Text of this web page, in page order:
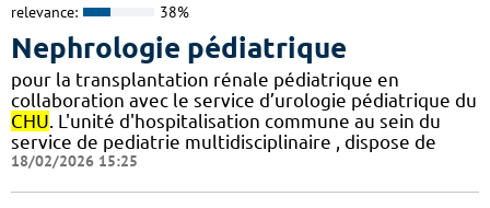
relevance: 38%
Nephrologie pédiatrique
pour la transplantation rénale pédiatrique en
collaboration avec le service d’urologie pédiatrique du
CHU. L'unité d'hospitalisation commune au sein du
service de pediatrie multidisciplinaire , dispose de
18/02/2026 15:25